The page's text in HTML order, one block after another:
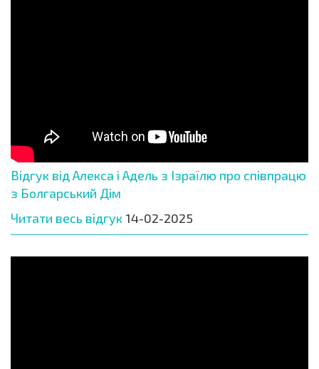
Відгук від Алекса і Адель з Ізраїлю про співпрацю
з Болгарський Дім
Читати весь відгук 14-02-2025